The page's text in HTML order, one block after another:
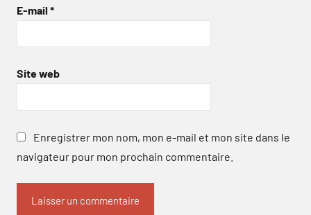
E-mail *
Site web
Enregistrer mon nom, mon e-mail et mon site dans le
navigateur pour mon prochain commentaire.